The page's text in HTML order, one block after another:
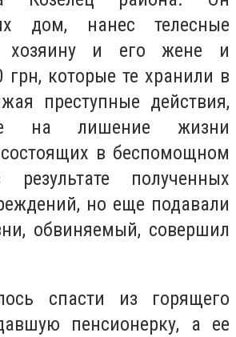
дом, нанес телесные
хозяину и его жене и
грн, которые те хранили в
преступные действия,
на лишение жизни
в беспомощном
полученных
но еще подавали
обвиняемый, совершил
спасти из горящего
пенсионерку, а ее